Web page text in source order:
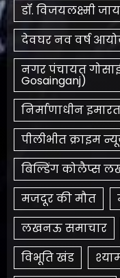
डॉ. विजयलक्ष्मी
देवघर नव वर्ष
नगर पंचायत
Gosainganj)
निर्माणाधीन
पीलीभीत क्राइम
बिल्डिंग कोलैप्स
मजदूर की मौत
लखनऊ समाचार
विभूति खंड